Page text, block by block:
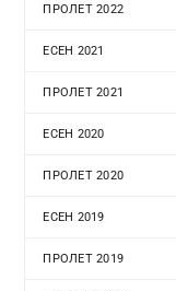
ПРОЛЕТ 2022
ЕСЕН 2021
ПРОЛЕТ 2021
ЕСЕН 2020
ПРОЛЕТ 2020
ЕСЕН 2019
ПРОЛЕТ 2019